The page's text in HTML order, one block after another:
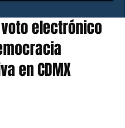
electrónico
en CDMX